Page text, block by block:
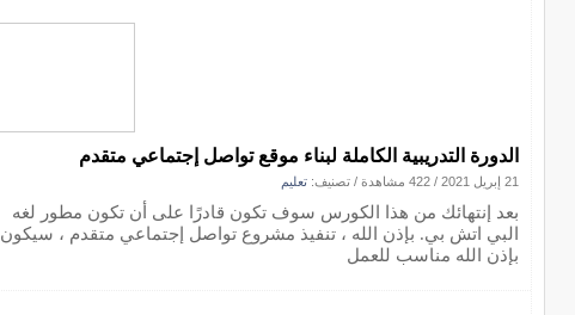
الدورة التدريبية الكاملة لبناء موقع تواصل إجتماعي متقدم
21 إبريل 2021 / 422 مشاهدة / تصنيف: تعليم
بعد إنتهائك من هذا الكورس سوف تكون قادرًا على أن تكون مطور لغه
البي اتش بي. بإذن الله ، تنفيذ مشروع تواصل إجتماعي متقدم ، سيكون
بإذن الله مناسب للعمل